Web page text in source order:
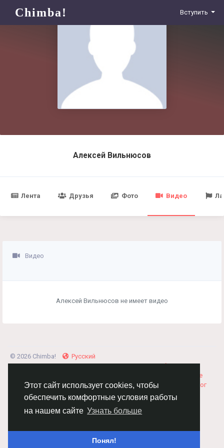
Этот сайт использует cookies, чтобы
обеспечить комфортные условия работы
на нашем сайте Узнать больше
Понял!
Chimba! Вступить
Алексей Вильнюсов
Лента Друзья Фото Видео
Видео
Алексей Вильнюсов не имеет видео
© 2026 Chimba!
Русский
Правила размещения и покупки товаров
Как добавить
Соглашение
Политика Конфиденциальности
Свяжитесь с нами Каталог